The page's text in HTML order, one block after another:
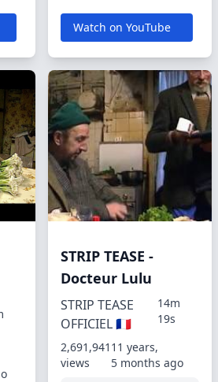
Watch on YouTube
STRIP TEASE -
Docteur Lulu
STRIP TEASE
OFFICIEL 🇫🇷
14m
19s
2,691,941
views
11 years,
5 months ago